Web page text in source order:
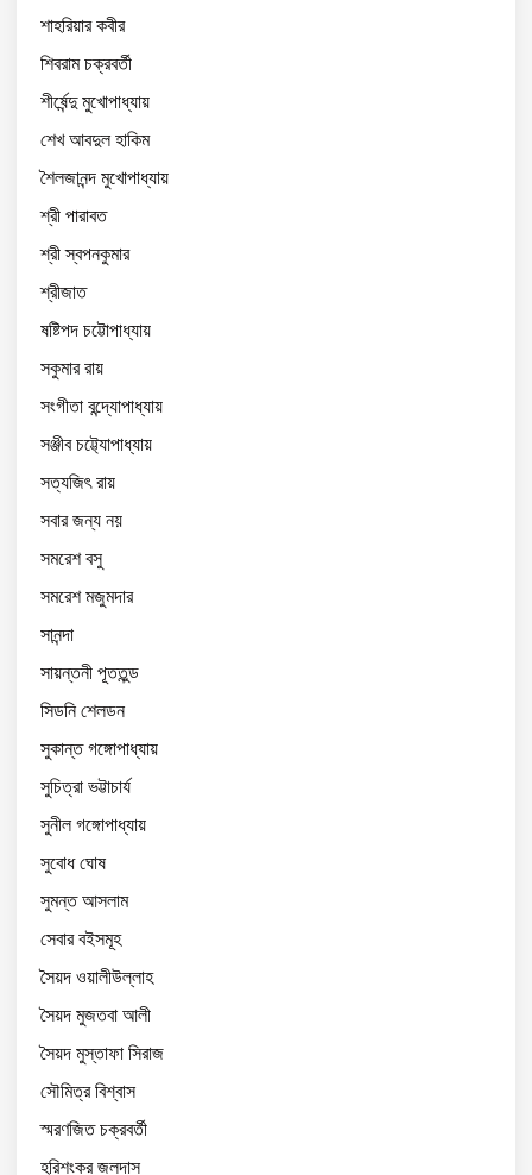
শাহরিয়ার কবীর
শিবরাম চক্রবর্তী
শীর্ষেন্দু মুখোপাধ্যায়
শেখ আবদুল হাকিম
শৈলজানন্দ মুখোপাধ্যায়
শ্রী পারাবত
শ্রী স্বপনকুমার
শ্রীজাত
ষষ্টিপদ চট্টোপাধ্যায়
সকুমার রায়
সংগীতা বন্দ্যোপাধ্যায়
সঞ্জীব চট্ট্যোপাধ্যায়
সত্যজিৎ রায়
সবার জন্য নয়
সমরেশ বসু
সমরেশ মজুমদার
সানন্দা
সায়ন্তনী পূততুন্ড
সিডনি শেলডন
সুকান্ত গঙ্গোপাধ্যায়
সুচিত্রা ভট্টাচার্য
সুনীল গঙ্গোপাধ্যায়
সুবোধ ঘোষ
সুমন্ত আসলাম
সেবার বইসমূহ
সৈয়দ ওয়ালীউল্লাহ
সৈয়দ মুজতবা আলী
সৈয়দ মুস্তাফা সিরাজ
সৌমিত্র বিশ্বাস
স্মরণজিত চক্রবর্তী
হরিশংকর জলদাস